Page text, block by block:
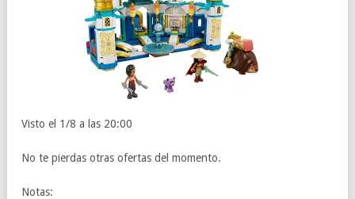
Visto el 1/8 a las 20:00
No te pierdas otras ofertas del momento.
Notas: